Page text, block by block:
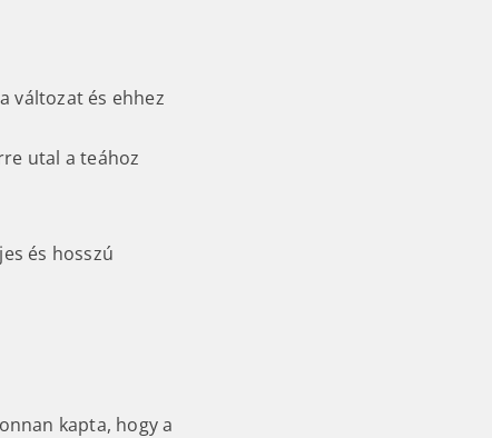
változat és ehhez
utal a teához
és hosszú
kapta, hogy a